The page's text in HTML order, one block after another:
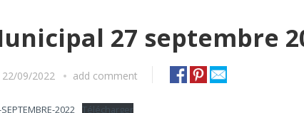
27 septembre
22/09/2022 add comment
2022 Télécharger